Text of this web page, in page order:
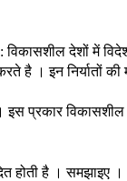
: विकासशील देशों में
है । इन निर्यातों
प्रकार विकासशील
होती है । समझाइए ।